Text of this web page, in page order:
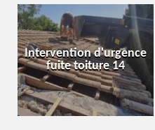
Intervention d'urgence
fuite toiture 14